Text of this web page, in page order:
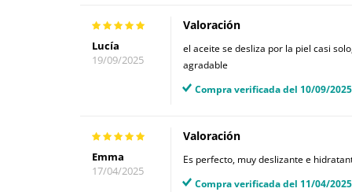
Lucía
19/09/2025
Valoración
el aceite se desliza por la piel casi
agradable
Compra verificada del 10/09/2025
Emma
17/04/2025
Valoración
Es perfecto, muy deslizante e
Compra verificada del 11/04/2025